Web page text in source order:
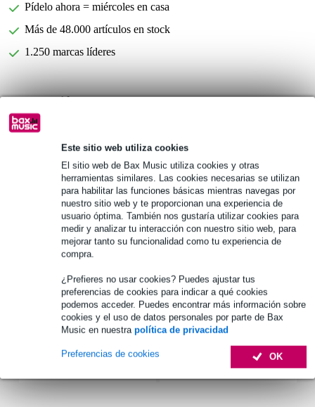
Este sitio web utiliza cookies
El sitio web de Bax Music utiliza cookies y otras
herramientas similares. Las cookies necesarias se utilizan
para habilitar las funciones básicas mientras navegas por
nuestro sitio web y te proporcionan una experiencia de
usuario óptima. También nos gustaría utilizar cookies para
medir y analizar tu interacción con nuestro sitio web, para
mejorar tanto su funcionalidad como tu experiencia de
compra.
¿Prefieres no usar cookies? Puedes ajustar tus
preferencias de cookies para indicar a qué cookies
podemos acceder. Puedes encontrar más información sobre
cookies y el uso de datos personales por parte de Bax
Music en nuestra política de privacidad
OK
Preferencias de cookies
Pídelo ahora = miércoles en casa
Más de 48.000 artículos en stock
1.250 marcas líderes
Información del producto
número de piezas: 1 tornillo
material: acero
recubrimiento: galvanizado
Especificaciones completas
Véase también (3)